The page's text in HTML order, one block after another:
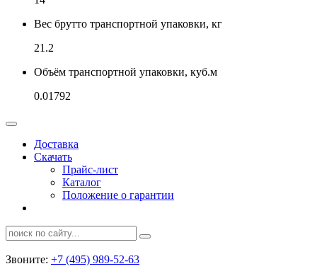
Вес брутто транспортной упаковки, кг
21.2
Объём транспортной упаковки, куб.м
0.01792
Доставка
Скачать
Прайс-лист
Каталог
Положение о гарантии
Звоните: +7 (495) 989-52-63